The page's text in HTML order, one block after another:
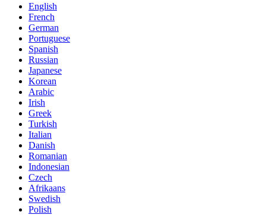
English
French
German
Portuguese
Spanish
Russian
Japanese
Korean
Arabic
Irish
Greek
Turkish
Italian
Danish
Romanian
Indonesian
Czech
Afrikaans
Swedish
Polish